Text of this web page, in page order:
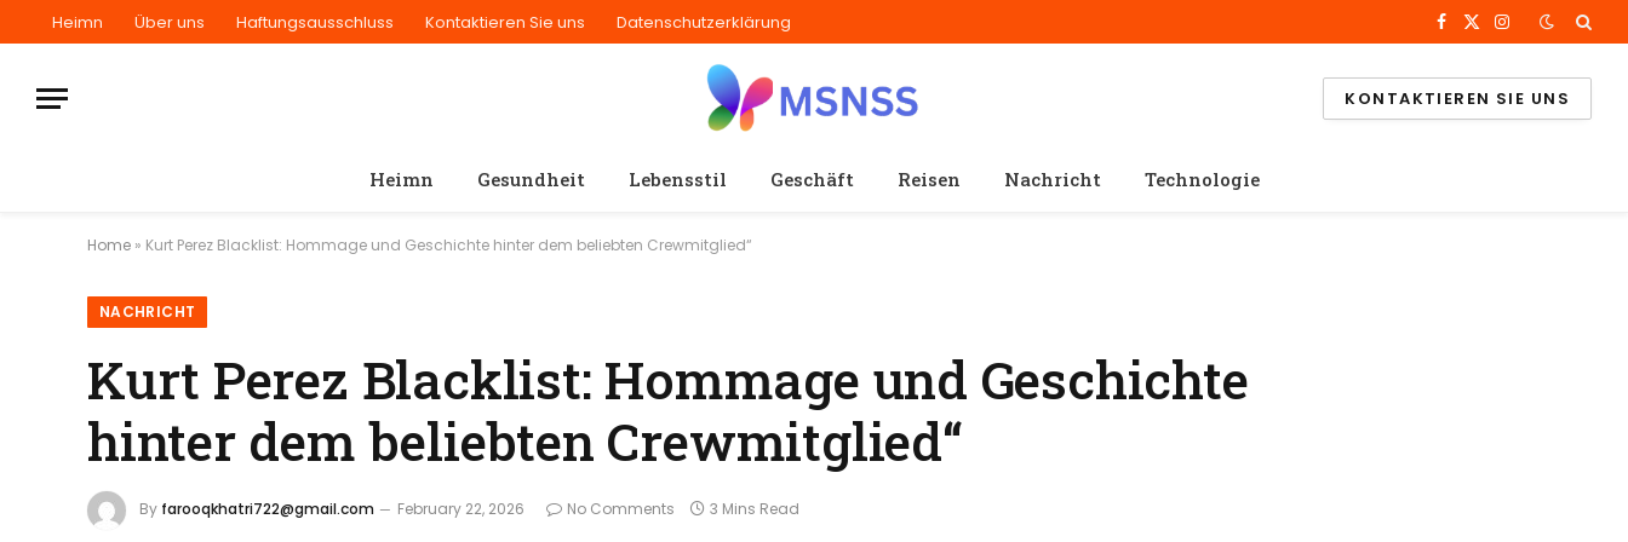
Heimn Über uns Haftungsausschluss Kontaktieren Sie uns Datenschutzerklärung Facebook
X
Instagram
KONTAKTIEREN SIE UNS
Heimn Gesundheit Lebensstil Geschäft Reisen Nachricht Technologie
Home » Kurt Perez Blacklist: Hommage und Geschichte hinter dem beliebten Crewmitglied“
NACHRICHT
Kurt Perez Blacklist: Hommage und Geschichte
hinter dem beliebten Crewmitglied“
By farooqkhatri722@gmail.com February 22, 2026 No Comments 3 Mins Read